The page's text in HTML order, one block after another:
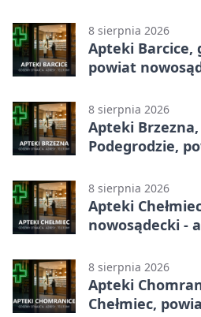
8 sierpnia 2026
Apteki Barcice,
powiat
8 sierpnia 2026
Apteki
Podegrodzie,
8 sierpnia 2026
Apteki
nowosądecki -
8 sierpnia 2026
Apteki
Chełmiec,